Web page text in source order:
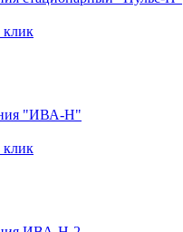
клик
"ИВА-Н"
клик